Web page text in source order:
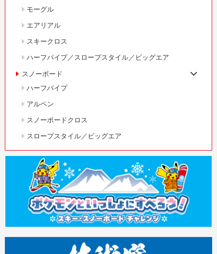
モーグル
エアリアル
スキークロス
ハーフパイプ／スロープスタイル／ビッグエア
スノーボード
ハーフパイプ
アルペン
スノーボードクロス
スロープスタイル／ビッグエア